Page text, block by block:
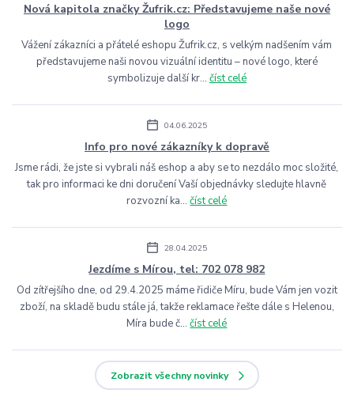
Nová kapitola značky Žufrik.cz: Představujeme naše nové
logo
Vážení zákazníci a přátelé eshopu Žufrik.cz, s velkým nadšením vám
představujeme naši novou vizuální identitu – nové logo, které
symbolizuje další kr... číst celé
04.06.2025
Info pro nové zákazníky k dopravě
Jsme rádi, že jste si vybrali náš eshop a aby se to nezdálo moc složité,
tak pro informaci ke dni doručení Vaší objednávky sledujte hlavně
rozvozní ka...číst celé
28.04.2025
Jezdíme s Mírou, tel: 702 078 982
Od zítřejšího dne, od 29.4.2025 máme řidiče Míru, bude Vám jen vozit
zboží, na skladě budu stále já, takže reklamace řešte dále s Helenou,
Míra bude č...číst celé
Zobrazit všechny novinky